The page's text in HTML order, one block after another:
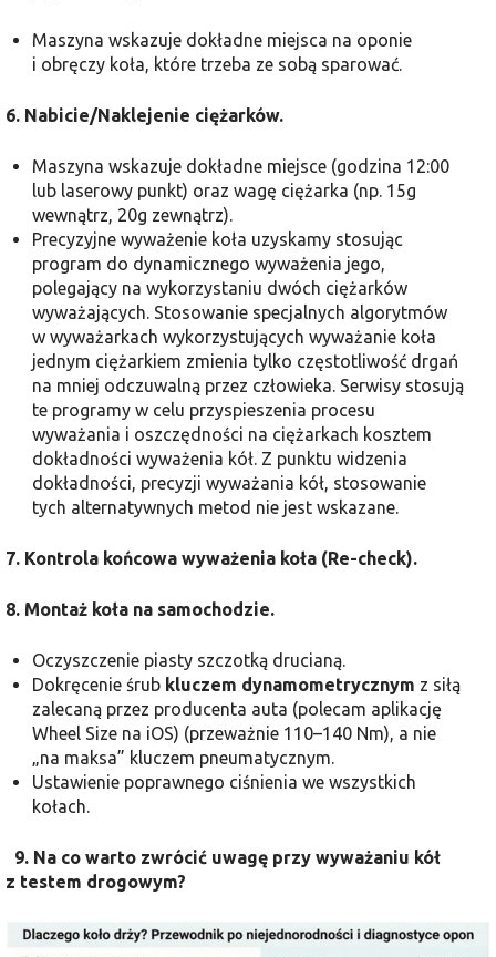
Maszyna wskazuje dokładne miejsca na oponie
i obręczy koła, które trzeba ze sobą sparować.
6. Nabicie/Naklejenie ciężarków.
Maszyna wskazuje dokładne miejsce (godzina 12:00
lub laserowy punkt) oraz wagę ciężarka (np. 15g
wewnątrz, 20g zewnątrz).
Precyzyjne wyważenie koła uzyskamy stosując
program do dynamicznego wyważenia jego,
polegający na wykorzystaniu dwóch ciężarków
wyważających. Stosowanie specjalnych algorytmów
w wyważarkach wykorzystujących wyważanie koła
jednym ciężarkiem zmienia tylko częstotliwość drgań
na mniej odczuwalną przez człowieka. Serwisy stosują
te programy w celu przyspieszenia procesu
wyważania i oszczędności na ciężarkach kosztem
dokładności wyważenia kół. Z punktu widzenia
dokładności, precyzji wyważania kół, stosowanie
tych alternatywnych metod nie jest wskazane.
7. Kontrola końcowa wyważenia koła (Re-check).
8. Montaż koła na samochodzie.
Oczyszczenie piasty szczotką drucianą.
Dokręcenie śrub kluczem dynamometrycznym z siłą
zalecaną przez producenta auta (polecam aplikację
Wheel Size na iOS) (przeważnie 110–140 Nm), a nie
„na maksa” kluczem pneumatycznym.
Ustawienie poprawnego ciśnienia we wszystkich
kołach.
9. Na co warto zwrócić uwagę przy wyważaniu kół
z testem drogowym?